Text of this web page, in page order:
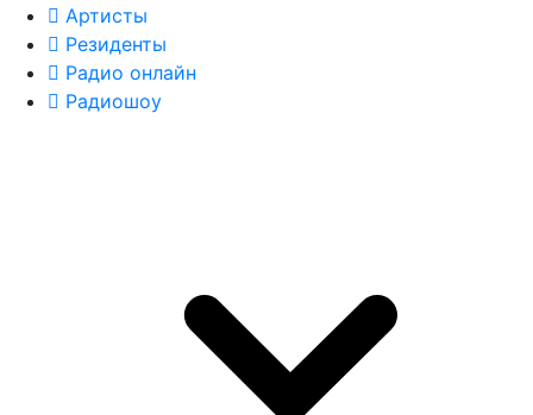
Артисты
Резиденты
Радио онлайн
Радиошоу